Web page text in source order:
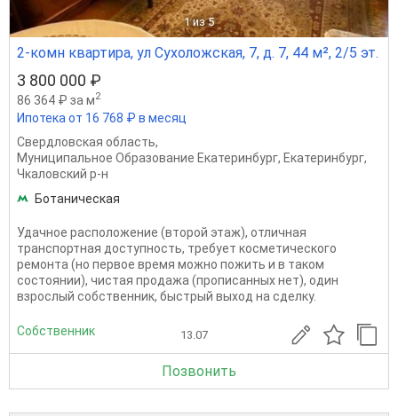
1 из 5
2-комн квартира, ул Сухоложская, 7, д. 7, 44 м², 2/5 эт.
3 800 000 ₽
86 364 ₽ за м2
Ипотека от 16 768 ₽ в месяц
Свердловская область,
Муниципальное Образование Екатеринбург, Екатеринбург,
Чкаловский р-н
Ботаническая
Удачное расположение (второй этаж), отличная
транспортная доступность, требует косметического
ремонта (но первое время можно пожить и в таком
состоянии), чистая продажа (прописанных нет), один
взрослый собственник, быстрый выход на сделку.
Собственник 13.07
Позвонить